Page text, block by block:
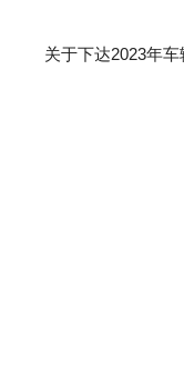
关于下达2023年